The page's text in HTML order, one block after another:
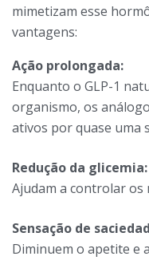
mimetizam esse
vantagens:
Ação prolongada:
Enquanto o GLP-1
organismo, os
ativos por quase uma
Redução da glicemia:
Ajudam a controlar os
Sensação de
Diminuem o apetite e